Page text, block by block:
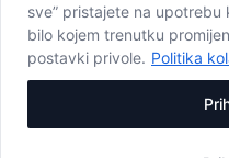
sve” pristajete na
bilo kojem trenutku
postavki privole. Politika